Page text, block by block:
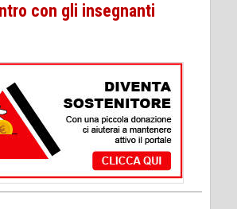
con gli insegnanti